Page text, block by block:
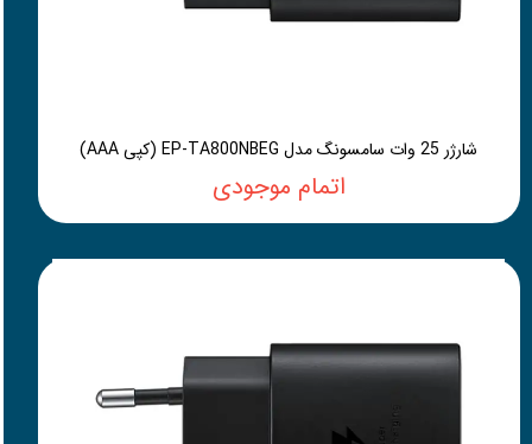
شارژر 25 وات سامسونگ مدل EP-TA800NBEG (کپی AAA)
اتمام موجودی